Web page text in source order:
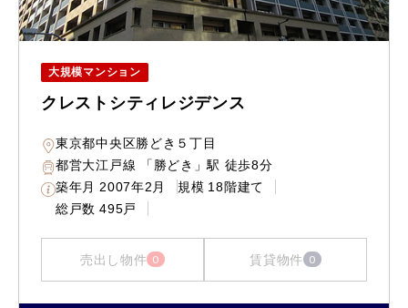
大規模マンション
クレストシティレジデンス
東京都中央区勝どき５丁目
都営大江戸線 「勝どき」駅 徒歩8分
築年月 2007年2月 規模 18階建て
総戸数 495戸
売出し物件 0 賃貸物件 0